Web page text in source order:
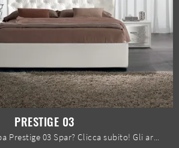
PRESTIGE 03
Cerchi un guardaroba Prestige 03 Spar? Clicca subito! Gli armadi a muro con ante scorrevoli ti attendono.